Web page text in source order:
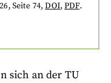
, Seite 74,DOI,PDF.
sich an der TU